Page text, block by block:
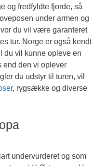
og fredfyldte fjorde, så
under armen og
du vil være garanteret
tur. Norge er også kendt
du vil kunne opleve en
end den vi oplever
du udstyr til turen, vil
, rygsække og diverse
undervurderet og som